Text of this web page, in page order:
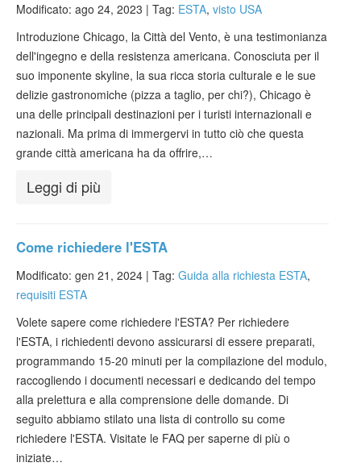
Modificato: ago 24, 2023 | Tag: ESTA, visto USA
Introduzione Chicago, la Città del Vento, è una testimonianza
dell'ingegno e della resistenza americana. Conosciuta per il
suo imponente skyline, la sua ricca storia culturale e le sue
delizie gastronomiche (pizza a taglio, per chi?), Chicago è
una delle principali destinazioni per i turisti internazionali e
nazionali. Ma prima di immergervi in tutto ciò che questa
grande città americana ha da offrire,…
Leggi di più
Come richiedere l'ESTA
Modificato: gen 21, 2024 | Tag: Guida alla richiesta ESTA,
requisiti ESTA
Volete sapere come richiedere l'ESTA? Per richiedere
l'ESTA, i richiedenti devono assicurarsi di essere preparati,
programmando 15-20 minuti per la compilazione del modulo,
raccogliendo i documenti necessari e dedicando del tempo
alla prelettura e alla comprensione delle domande. Di
seguito abbiamo stilato una lista di controllo su come
richiedere l'ESTA. Visitate le FAQ per saperne di più o
iniziate…